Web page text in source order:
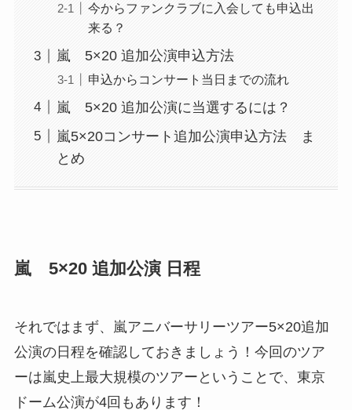
今からファンクラブに入会しても申込出
来る？
嵐 5×20 追加公演申込方法
申込からコンサート当日までの流れ
嵐 5×20 追加公演に当選するには？
嵐5×20コンサート追加公演申込方法 ま
とめ
嵐 5×20 追加公演 日程
それではまず、嵐アニバーサリーツアー5×20追加
公演の日程を確認しておきましょう！今回のツア
ーは嵐史上最大規模のツアーということで、東京
ドーム公演が4回もあります！